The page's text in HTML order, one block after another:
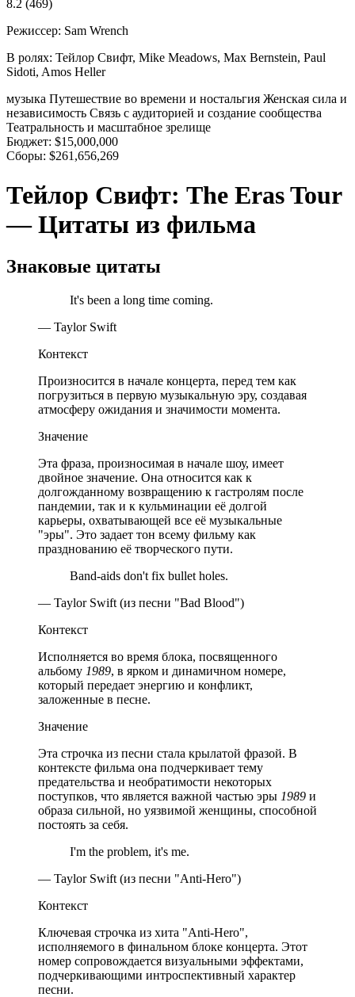
8.2 (469)
Режиссер: Sam Wrench
В ролях: Тейлор Свифт, Mike Meadows, Max Bernstein, Paul
Sidoti, Amos Heller
музыка Путешествие во времени и ностальгия Женская сила и
независимость Связь с аудиторией и создание сообщества
Театральность и масштабное зрелище
Бюджет: $15,000,000
Сборы: $261,656,269
Тейлор Свифт: The Eras Tour
— Цитаты из фильма
Знаковые цитаты
It's been a long time coming.
— Taylor Swift
Контекст
Произносится в начале концерта, перед тем как
погрузиться в первую музыкальную эру, создавая
атмосферу ожидания и значимости момента.
Значение
Эта фраза, произносимая в начале шоу, имеет
двойное значение. Она относится как к
долгожданному возвращению к гастролям после
пандемии, так и к кульминации её долгой
карьеры, охватывающей все её музыкальные
"эры". Это задает тон всему фильму как
празднованию её творческого пути.
Band-aids don't fix bullet holes.
— Taylor Swift (из песни "Bad Blood")
Контекст
Исполняется во время блока, посвященного
альбому 1989, в ярком и динамичном номере,
который передает энергию и конфликт,
заложенные в песне.
Значение
Эта строчка из песни стала крылатой фразой. В
контексте фильма она подчеркивает тему
предательства и необратимости некоторых
поступков, что является важной частью эры 1989 и
образа сильной, но уязвимой женщины, способной
постоять за себя.
I'm the problem, it's me.
— Taylor Swift (из песни "Anti-Hero")
Контекст
Ключевая строчка из хита "Anti-Hero",
исполняемого в финальном блоке концерта. Этот
номер сопровождается визуальными эффектами,
подчеркивающими интроспективный характер
песни.